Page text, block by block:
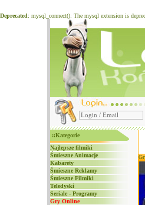
Deprecated: mysql_connect(): The mysql extension is
::Kategorie
Najlepsze filmiki
Śmieszne Animacje
Kabarety
Śmieszne Reklamy
Śmieszne Filmiki
Teledyski
Seriale - Programy
Gry Online